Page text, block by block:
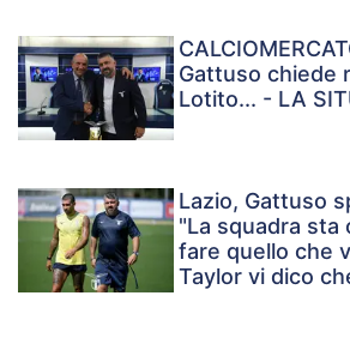
Gattuso chiede
Lotito... - LA
Lazio, Gattuso
"La squadra sta
fare quello che
Taylor vi dico